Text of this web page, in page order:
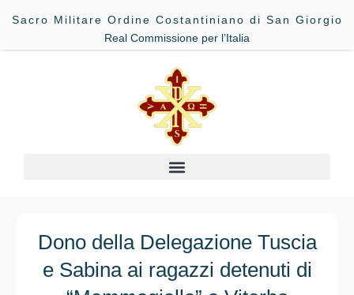
Sacro Militare Ordine Costantiniano di San Giorgio
Real Commissione per l’Italia
Dono della Delegazione Tuscia
e Sabina ai ragazzi detenuti di